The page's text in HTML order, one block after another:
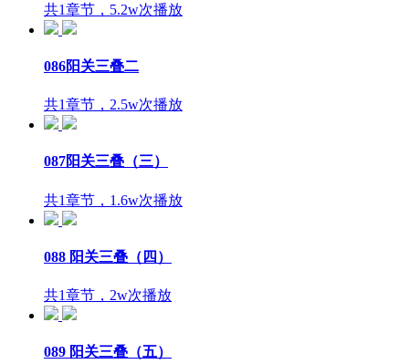
共1章节，5.2w次播放
086阳关三叠二
共1章节，2.5w次播放
087阳关三叠（三）
共1章节，1.6w次播放
088 阳关三叠（四）
共1章节，2w次播放
089 阳关三叠（五）